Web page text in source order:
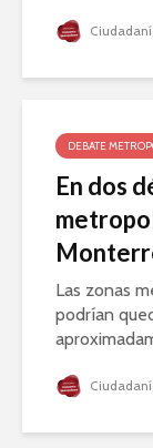
DEBATE
En dos
Las zonas
podrían